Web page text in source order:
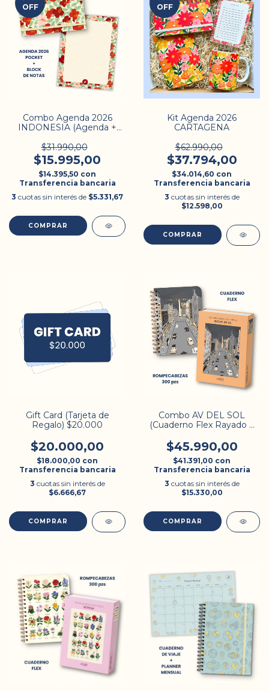
OFF
Combo Agenda 2026
INDONESIA (Agenda +
$31.990,00
$15.995,00
$14.395,50 con
Transferencia bancaria
3 cuotas sin interés de $5.331,67
COMPRAR
OFF
Kit Agenda 2026
CARTAGENA
$62.990,00
$37.794,00
$34.014,60 con
Transferencia bancaria
3 cuotas sin interés de
$12.598,00
COMPRAR
Gift Card (Tarjeta de
Regalo) $20.000
$20.000,00
$18.000,00 con
Transferencia bancaria
3 cuotas sin interés de
$6.666,67
Combo AV DEL SOL
(Cuaderno Flex Rayado +
$45.990,00
$41.391,00 con
Transferencia bancaria
3 cuotas sin interés de
$15.330,00